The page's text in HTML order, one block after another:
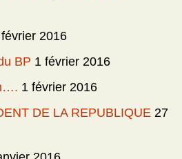
2016
BP 1 février 2016
1 février 2016
DE LA REPUBLIQUE 27